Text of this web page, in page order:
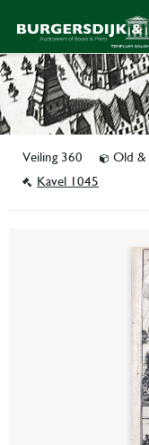
Veiling 360
Old &
Kavel 1045